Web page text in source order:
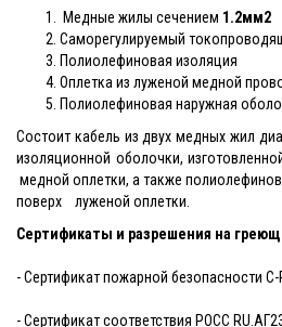
Медные жилы сечением 1.2мм2
Саморегулируемый
Полиолефиновая изоляция
Оплетка из луженой медной
Полиолефиновая наружная
Состоит кабель из двух медных жил
изоляционной оболочки,
медной оплетки, а также
поверх луженой оплетки.
Сертификаты и разрешения на
- Сертификат пожарной безопасности C-
- Сертификат соответствия РОСС